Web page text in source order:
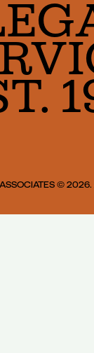
© 2026.